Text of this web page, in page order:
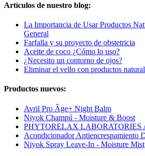
Artículos de nuestro blog:
La Importancia de Usar Productos
General
Farfalla y su proyecto de obstetricia
Aceite de coco ¿Cómo lo uso?
¿Necesito un contorno de ojos?
Eliminar el vello con productos
Productos nuevos:
Avril Pro Âge+ Night Balm
Niyok Champú - Moisture & Boost
PHYTORELAX LABORATORIES
Acondicionador Antiencrespamiento
Niyok Spray Leave-In - Moisture Mist